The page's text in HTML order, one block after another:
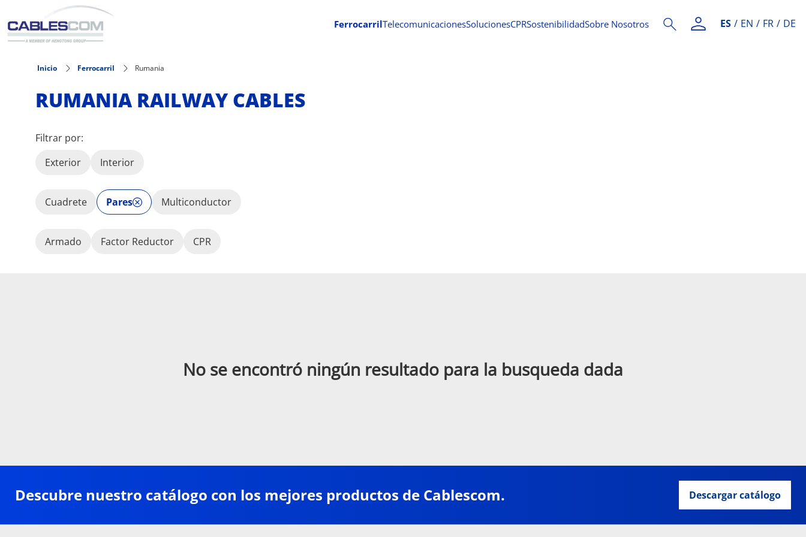
Pasar al contenido principal
FerrocarrilTelecomunicacionesSolucionesCPRSostenibilidadSobre Nosotros ES EN FR DE
Inicio Ferrocarril Rumania
RUMANIA RAILWAY CABLES
Filtrar por:
Exterior
Interior
Cuadrete Pares Multiconductor
Armado Factor Reductor CPR
No se encontró ningún resultado para la busqueda dada
Descubre nuestro catálogo con los mejores productos de Cablescom. Descargar catálogo